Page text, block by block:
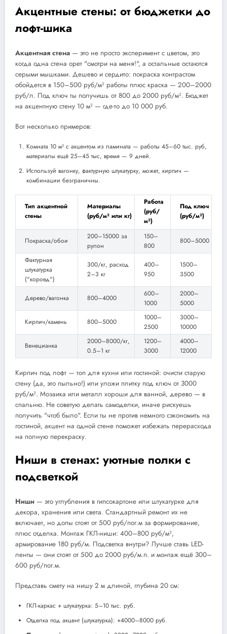
Акцентные стены: от бюджетки до
лофт-шика
Акцентная стена — это не просто эксперимент с цветом, это
когда одна стена орет "смотри на меня!", а остальные остаются
серыми мышками. Дешево и сердито: покраска контрастом
обойдется в 150–500 руб/м² работы плюс краска — 200–2000
руб/л. Под ключ ты получишь от 800 до 2000 руб/м². Бюджет
на акцентную стену 10 м² — где-то до 10 000 руб.
Вот несколько примеров:
Комната 10 м² с акцентом из ламината — работы 45–60 тыс. руб,
материалы ещё 25–45 тыс, время — 9 дней.
Используй вагонку, фактурную штукатурку, может, кирпич —
комбинации безграничны.
Тип акцентной
стены
Материалы
(руб/м² или кг)
Работа
(руб/
м²)
Под ключ
(руб/м²)
Покраска/обои
200–15000 за
рулон
150–
800
800–5000
Фактурная
штукатурка
("короед")
300/кг, расход
2–3 кг
400–
950
1500–
3500
Дерево/вагонка 800–4000
600–
1000
2000–
5000
Кирпич/камень 800–5000
1000–
2500
3000–
10000
Венецианка
2000–8000/кг,
0.5–1 кг
1200–
3000
4000–
12000
Кирпич под лофт — топ для кухни или гостиной: очисти старую
стену (да, это пыльно!) или уложи плитку под ключ от 3000
руб/м². Мозаика или металл хороши для ванной, дерево — в
спальню. Не советую делать самоделки, иначе рискуешь
получить "чтоб было". Если ты не против немного сэкономить на
гостиной, акцент на одной стене поможет избежать перерасхода
на полную перекраску.
Ниши в стенах: уютные полки с
подсветкой
Ниши — это углубления в гипсокартоне или штукатурке для
декора, хранения или света. Стандартный ремонт их не
включает, но допы стоят от 500 руб/пог.м за формирование,
плюс отделка. Монтаж ГКЛ-ниши: 400–800 руб/м²,
армирование 180 руб/м. Подсветка внутри? Лучше ставь LED-
ленты — они стоят от 500 до 2000 руб/м.п. и монтаж ещё 300–
600 руб/пог.м.
Представь смету на нишу 2 м длиной, глубина 20 см:
ГКЛ-каркас + штукатурка: 5–10 тыс. руб.
Отделка под акцент (штукатурка): +4000–8000 руб.